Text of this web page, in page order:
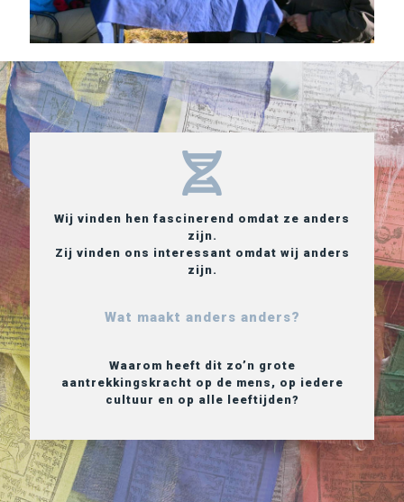
Wij vinden hen fascinerend omdat ze anders
zijn.
Zij vinden ons interessant omdat wij anders
zijn.
Wat maakt anders anders?
Waarom heeft dit zo’n grote
aantrekkingskracht op de mens, op iedere
cultuur en op alle leeftijden?